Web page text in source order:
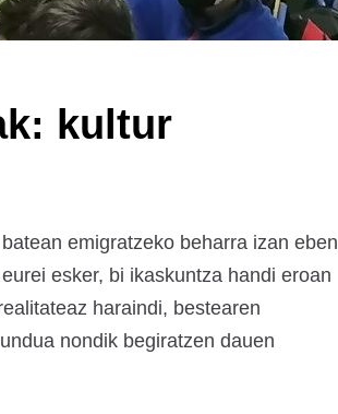
kultur
emigratzeko beharra izan eben
esker, bi ikaskuntza handi eroan
haraindi, bestearen
nondik begiratzen dauen